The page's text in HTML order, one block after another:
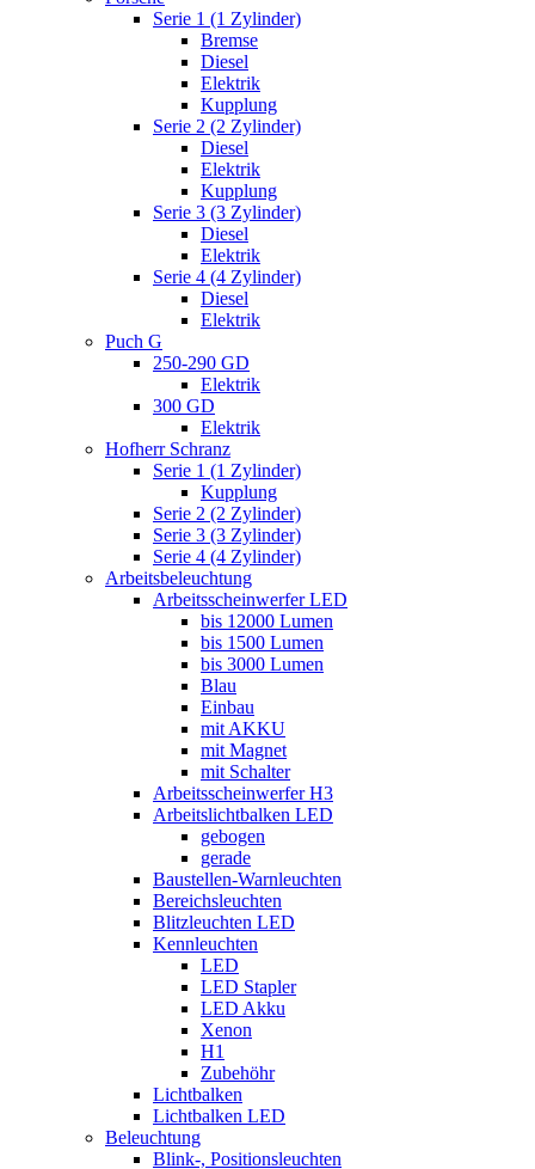
Serie 1 (1 Zylinder)
Bremse
Diesel
Elektrik
Kupplung
Serie 2 (2 Zylinder)
Diesel
Elektrik
Kupplung
Serie 3 (3 Zylinder)
Diesel
Elektrik
Serie 4 (4 Zylinder)
Diesel
Elektrik
Puch G
250-290 GD
Elektrik
300 GD
Elektrik
Hofherr Schranz
Serie 1 (1 Zylinder)
Kupplung
Serie 2 (2 Zylinder)
Serie 3 (3 Zylinder)
Serie 4 (4 Zylinder)
Arbeitsbeleuchtung
Arbeitsscheinwerfer LED
bis 12000 Lumen
bis 1500 Lumen
bis 3000 Lumen
Blau
Einbau
mit AKKU
mit Magnet
mit Schalter
Arbeitsscheinwerfer H3
Arbeitslichtbalken LED
gebogen
gerade
Baustellen-Warnleuchten
Bereichsleuchten
Blitzleuchten LED
Kennleuchten
LED
LED Stapler
LED Akku
Xenon
H1
Zubehöhr
Lichtbalken
Lichtbalken LED
Beleuchtung
Blink-, Positionsleuchten